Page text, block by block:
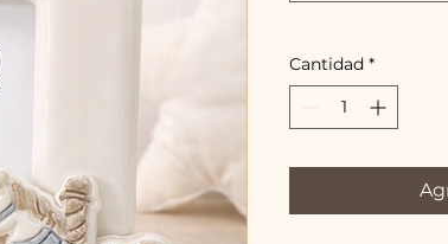
Cantidad *